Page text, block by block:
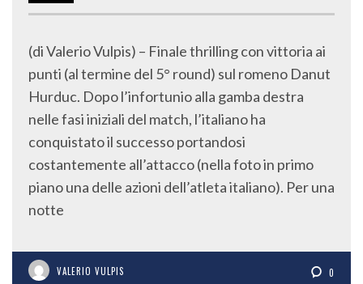
(di Valerio Vulpis) – Finale thrilling con vittoria ai
punti (al termine del 5° round) sul romeno Danut
Hurduc. Dopo l’infortunio alla gamba destra
nelle fasi iniziali del match, l’italiano ha
conquistato il successo portandosi
costantemente all’attacco (nella foto in primo
piano una delle azioni dell’atleta italiano). Per una
notte
VALERIO VULPIS 0